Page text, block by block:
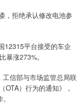
，拒绝承认修改电池参
12315平台接受的车企
暴涨273%。
信部与市场监管总局联
OTA）行为的通知》，